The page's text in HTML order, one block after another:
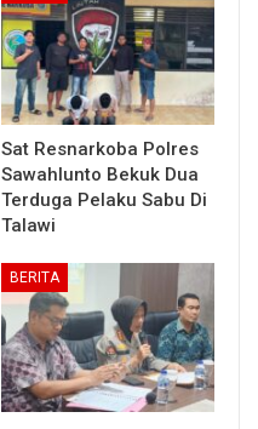
Sat Resnarkoba Polres
Sawahlunto Bekuk Dua
Terduga Pelaku Sabu Di
Talawi
BERITA